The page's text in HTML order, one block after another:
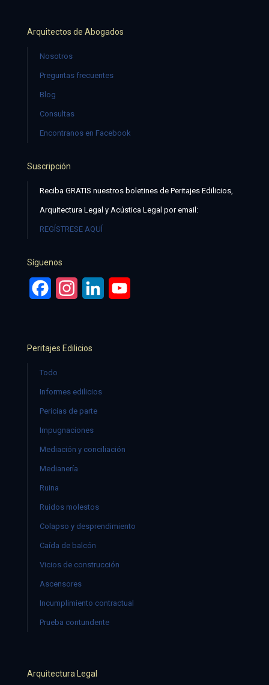
Arquitectos de Abogados
Nosotros
Preguntas frecuentes
Blog
Consultas
Encontranos en Facebook
Suscripción
Reciba GRATIS nuestros boletines de Peritajes Edilicios,
Arquitectura Legal y Acústica Legal por email:
REGÍSTRESE AQUÍ
Síguenos
FacebookInstagramLinkedIn
Peritajes Edilicios
Todo
Informes edilicios
Pericias de parte
Impugnaciones
Mediación y conciliación
Medianería
Ruina
Ruidos molestos
Colapso y desprendimiento
Caída de balcón
Vicios de construcción
Ascensores
Incumplimiento contractual
Prueba contundente
Arquitectura Legal